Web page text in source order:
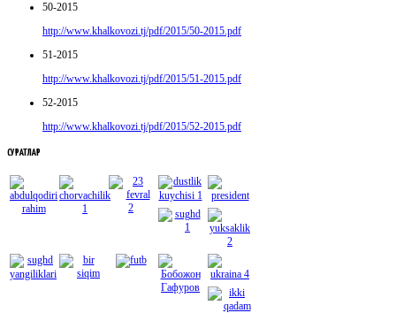
50-2015
http://www.khalkovozi.tj/pdf/2015/50-2015.pdf
51-2015
http://www.khalkovozi.tj/pdf/2015/51-2015.pdf
52-2015
http://www.khalkovozi.tj/pdf/2015/52-2015.pdf
СУРАТЛАР